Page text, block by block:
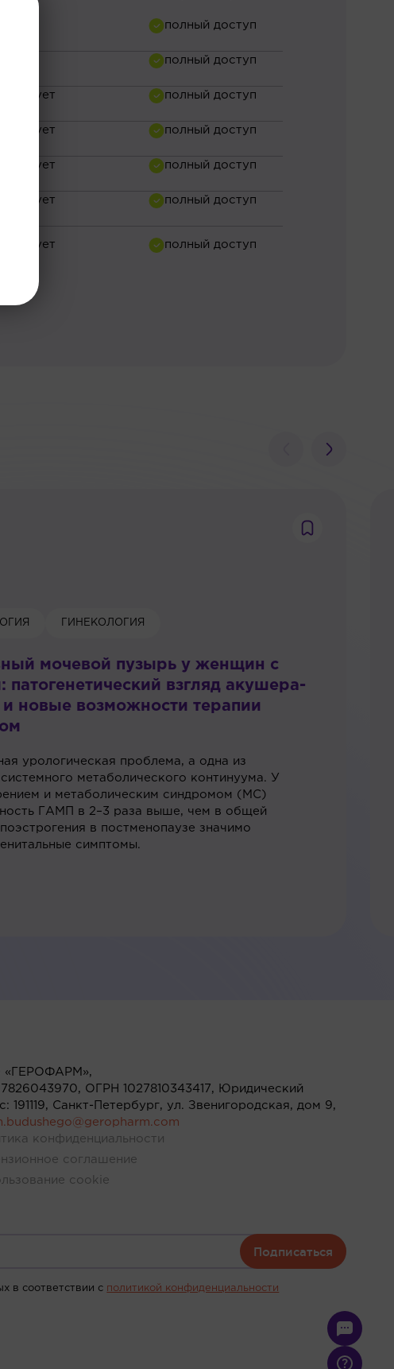
ГИНЕКОЛОГИЯ
мочевой пузырь у женщин с
взгляд акушера-
и новые возможности терапии
урологическая проблема, а одна из
метаболического континуума. У
и метаболическим синдромом (МС)
ГАМП в 2–3 раза выше, чем в общей
в постменопаузе значимо
симптомы.
ОГРН 1027810343417, Юридический
191119, Санкт-Петербург, ул. Звенигородская, дом 9,
конфиденциальности
соглашение
cookie
Подписаться
в соответствии c политикой конфиденциальности